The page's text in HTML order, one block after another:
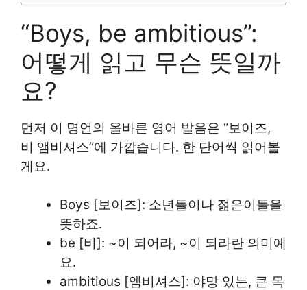
“Boys, be ambitious”:
어떻게 읽고 무슨 뜻일까
요?
먼저 이 명언의 올바른 영어 발음은 “보이즈,
비 앰비셔스”에 가깝습니다. 한 단어씩 읽어볼
게요.
Boys [보이즈]: 소년들이나 젊은이들을
뜻하죠.
be [비]: ~이 되어라, ~이 되라란 의미예
요.
ambitious [앰비셔스]: 야망 있는, 큰 목